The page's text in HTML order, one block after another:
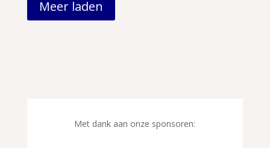
Meer laden
Met dank aan onze sponsoren: